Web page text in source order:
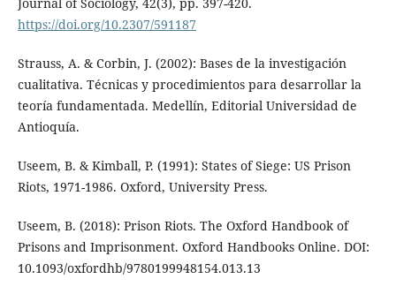
https://doi.org/10.2307/591187
Strauss, A. & Corbin, J. (2002): Bases de la investigación
cualitativa. Técnicas y procedimientos para desarrollar la
teoría fundamentada. Medellín, Editorial Universidad de
Antioquía.
Useem, B. & Kimball, P. (1991): States of Siege: US Prison
Riots, 1971-1986. Oxford, University Press.
Useem, B. (2018): Prison Riots. The Oxford Handbook of
Prisons and Imprisonment. Oxford Handbooks Online. DOI:
10.1093/oxfordhb/9780199948154.013.13